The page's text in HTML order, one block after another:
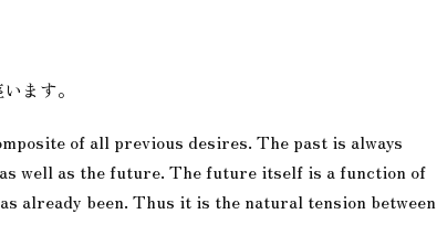
ます。
of all previous desires. The past is always
well as the future. The future itself is a function of
already been. Thus it is the natural tension between